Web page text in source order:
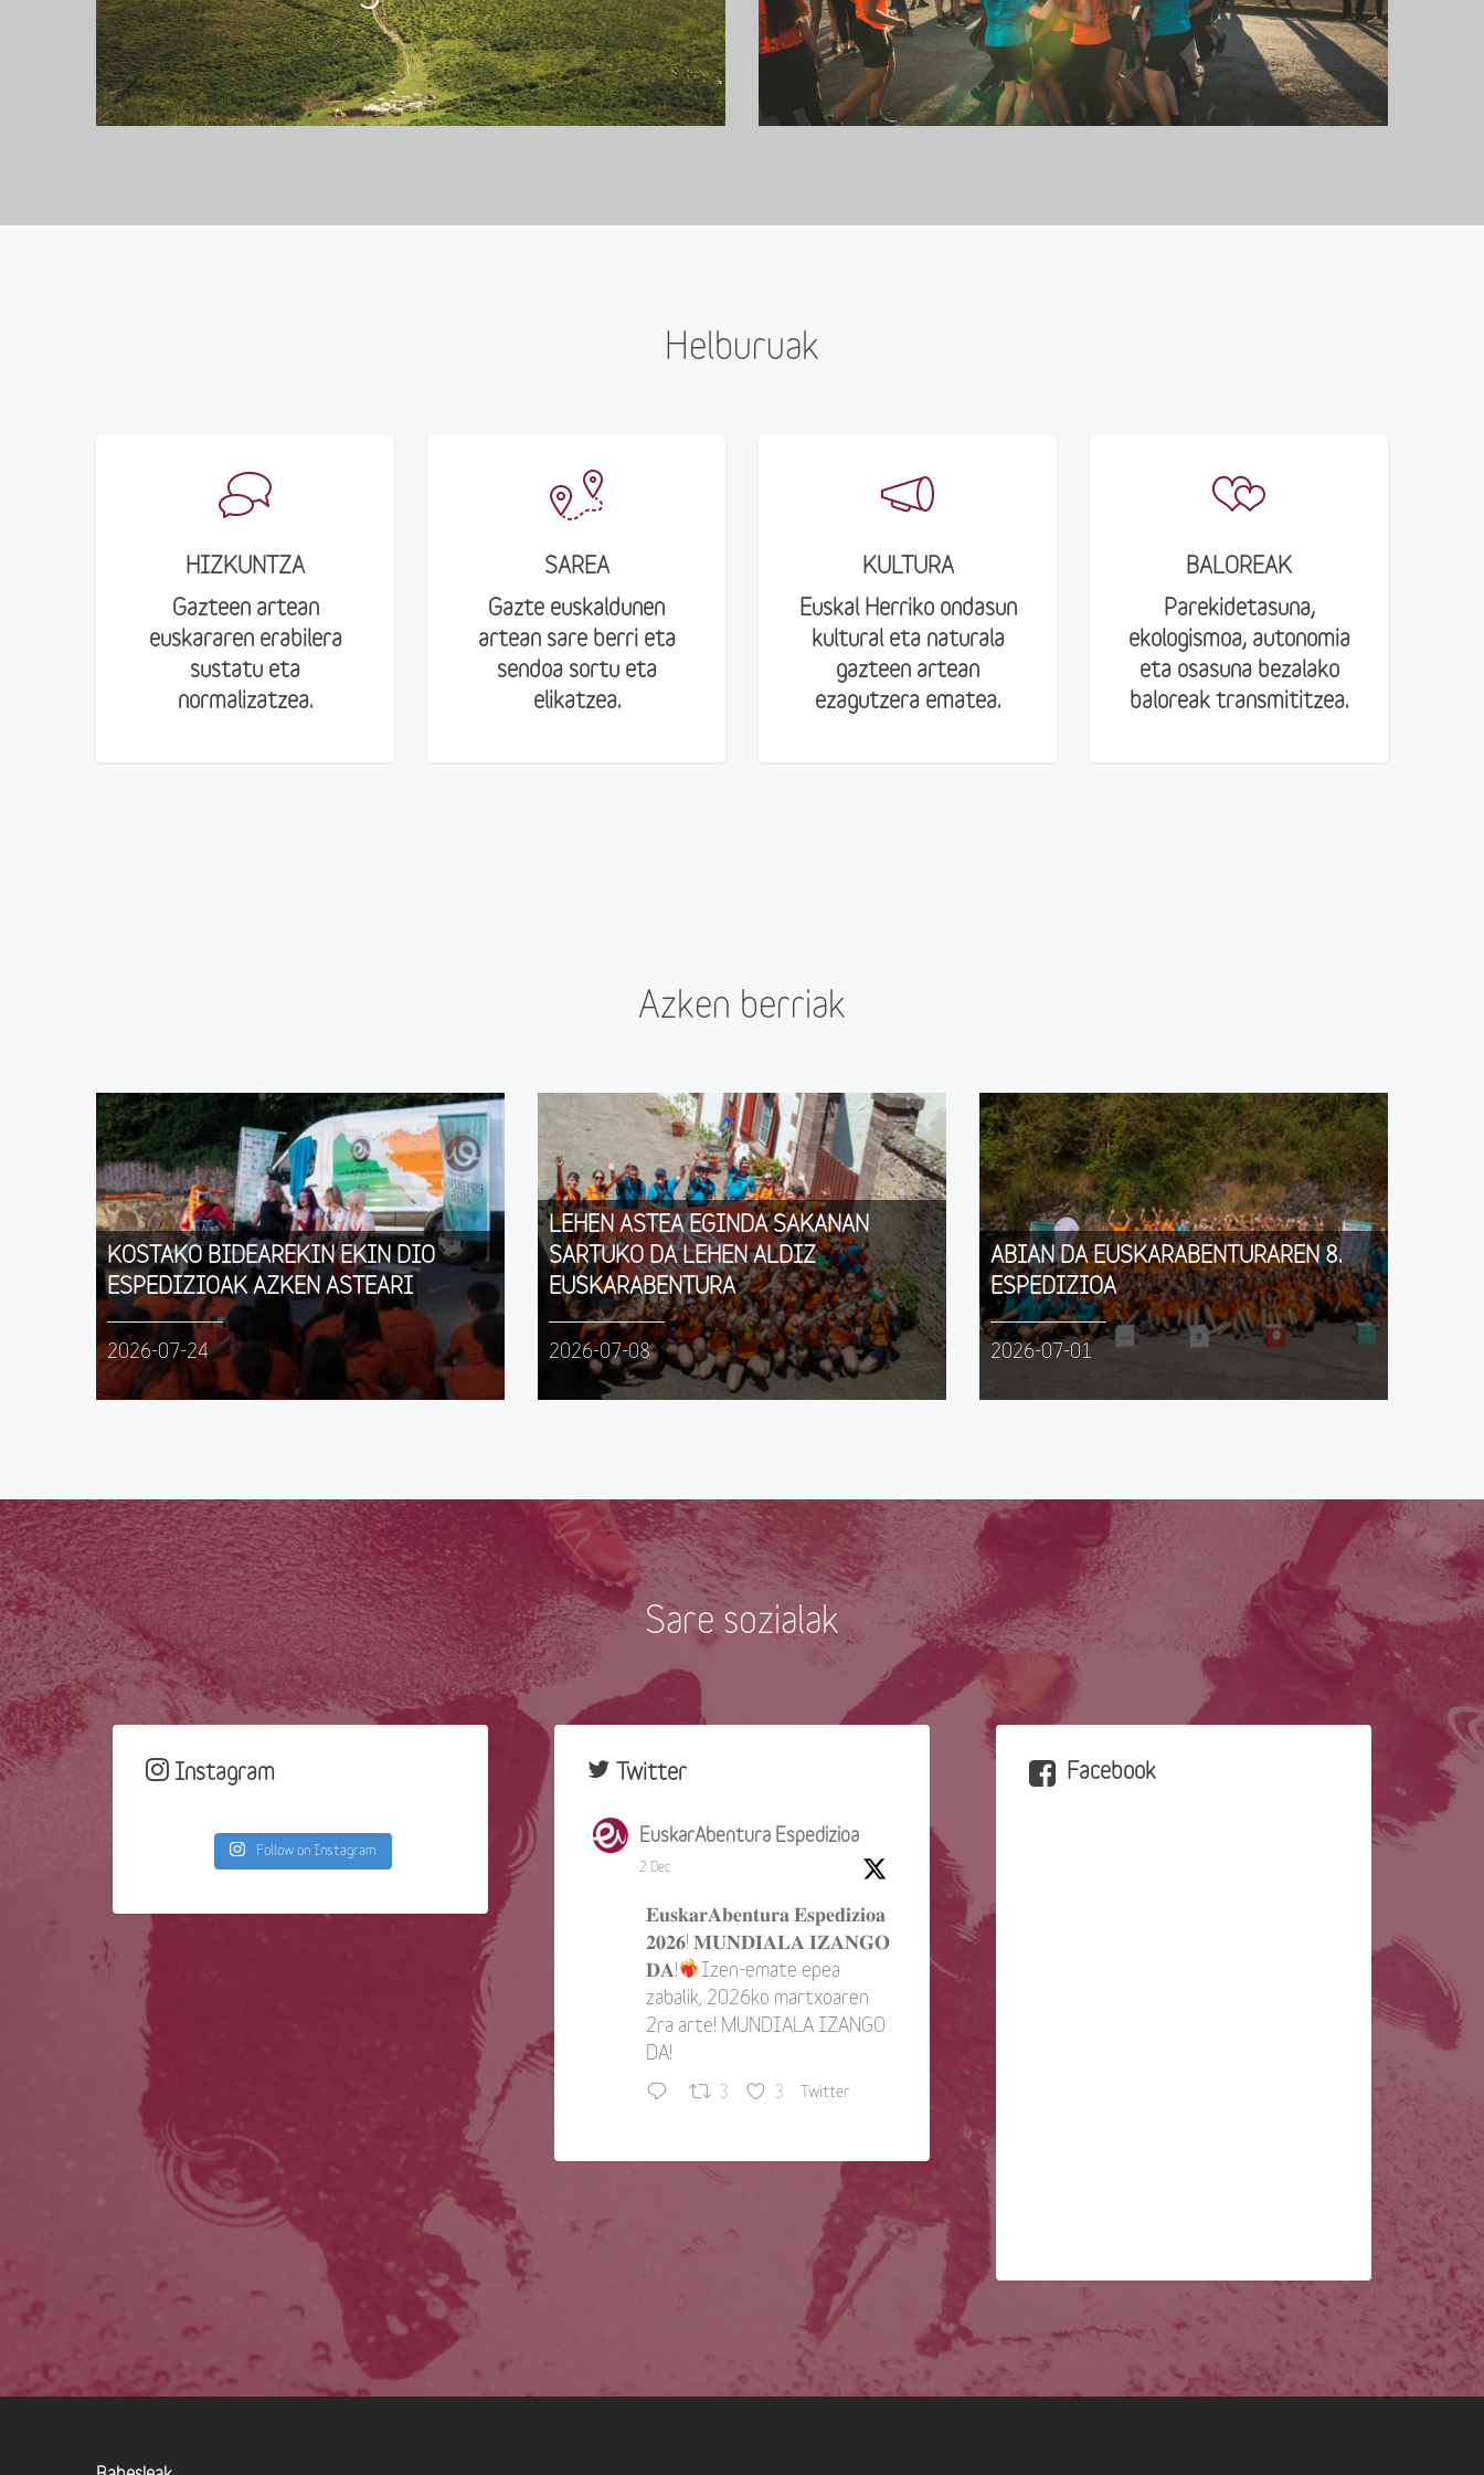
Helburuak
HIZKUNTZA
Gazteen artean
euskararen erabilera
sustatu eta
normalizatzea.
SAREA
Gazte euskaldunen
artean sare berri eta
sendoa sortu eta
elikatzea.
KULTURA
Euskal Herriko ondasun
kultural eta naturala
gazteen artean
ezagutzera ematea.
BALOREAK
Parekidetasuna,
ekologismoa, autonomia
eta osasuna bezalako
baloreak transmititzea.
Azken berriak
KOSTAKO BIDEAREKIN EKIN DIO
ESPEDIZIOAK AZKEN ASTEARI
2026-07-24
LEHEN ASTEA EGINDA SAKANAN
SARTUKO DA LEHEN ALDIZ
EUSKARABENTURA
2026-07-08
ABIAN DA EUSKARABENTURAREN 8.
ESPEDIZIOA
2026-07-01
Sare sozialak
Instagram
Follow on Instagram
Twitter
EuskarAbentura Espedizioa
2 Dec
𝐄𝐮𝐬𝐤𝐚𝐫𝐀𝐛𝐞𝐧𝐭𝐮𝐫𝐚 𝐄𝐬𝐩𝐞𝐝𝐢𝐳𝐢𝐨𝐚
𝟐𝟎𝟐𝟔! 𝐌𝐔𝐍𝐃𝐈𝐀𝐋𝐀 𝐈𝐙𝐀𝐍𝐆𝐎
𝐃𝐀!
Izen-emate epea
zabalik, 2026ko martxoaren
2ra arte! MUNDIALA IZANGO
DA!
3 3 Twitter
Facebook